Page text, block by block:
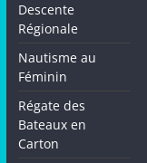
Descente
Régionale
Nautisme au
Féminin
Régate des
Bateaux en
Carton